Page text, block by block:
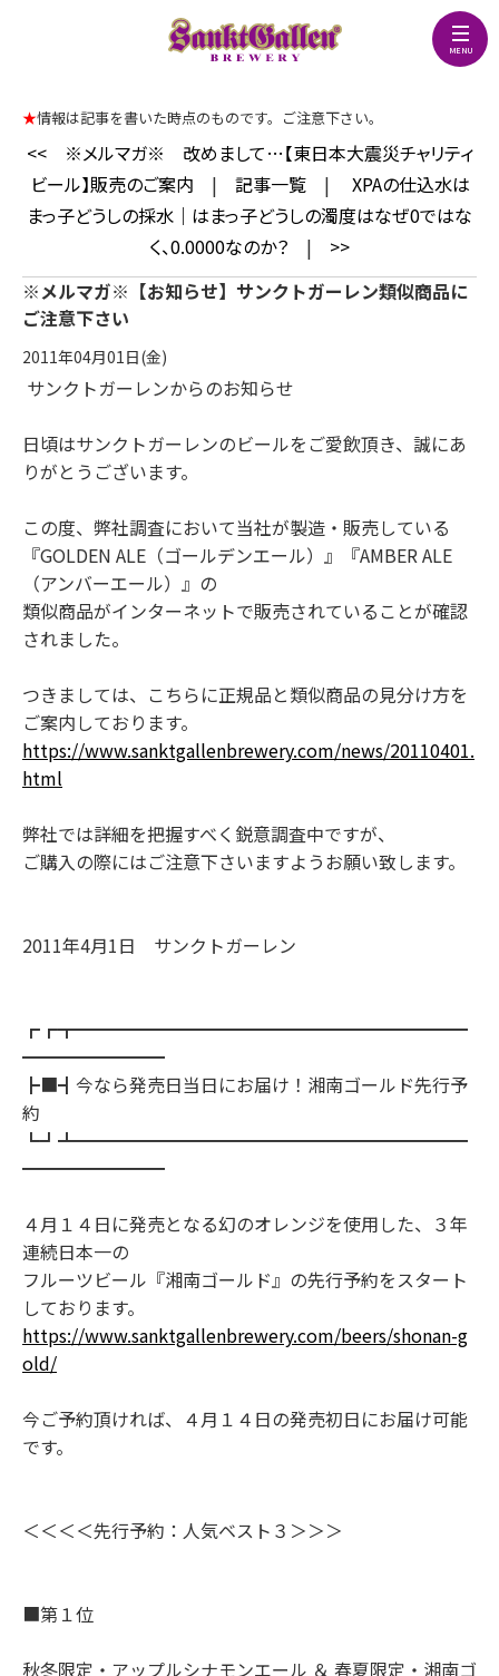
★情報は記事を書いた時点のものです。ご注意下さい。
<<
※メルマガ※ 改めまして…【東日本大震災チャリティ
ビール】販売のご案内 | 記事一覧|
XPAの仕込水は
まっ子どうしの採水｜はまっ子どうしの濁度はなぜ0ではな
く、0.0000なのか？ | >>
※メルマガ※【お知らせ】サンクトガーレン類似商品に
ご注意下さい
2011年04月01日(金)
サンクトガーレンからのお知らせ
日頃はサンクトガーレンのビールをご愛飲頂き、誠にあ
りがとうございます。
この度、弊社調査において当社が製造・販売している
『GOLDEN ALE（ゴールデンエール）』『AMBER ALE
（アンバーエール）』の
類似商品がインターネットで販売されていることが確認
されました。
つきましては、こちらに正規品と類似商品の見分け方を
ご案内しております。
https://www.sanktgallenbrewery.com/news/20110401.
html
弊社では詳細を把握すべく鋭意調査中ですが、
ご購入の際にはご注意下さいますようお願い致します。
2011年4月1日 サンクトガーレン
┏┏┳━━━━━━━━━━━━━━━━━━━━━━
━━━━━━━━
┣■┫今なら発売日当日にお届け！湘南ゴールド先行予
約
┗┛┻━━━━━━━━━━━━━━━━━━━━━━
━━━━━━━━
４月１４日に発売となる幻のオレンジを使用した、３年
連続日本一の
フルーツビール『湘南ゴールド』の先行予約をスタート
しております。
https://www.sanktgallenbrewery.com/beers/shonan-g
old/
今ご予約頂ければ、４月１４日の発売初日にお届け可能
です。
＜＜＜＜先行予約：人気ベスト３＞＞＞
■第１位
秋冬限定・アップルシナモンエール ＆ 春夏限定・湘南ゴ